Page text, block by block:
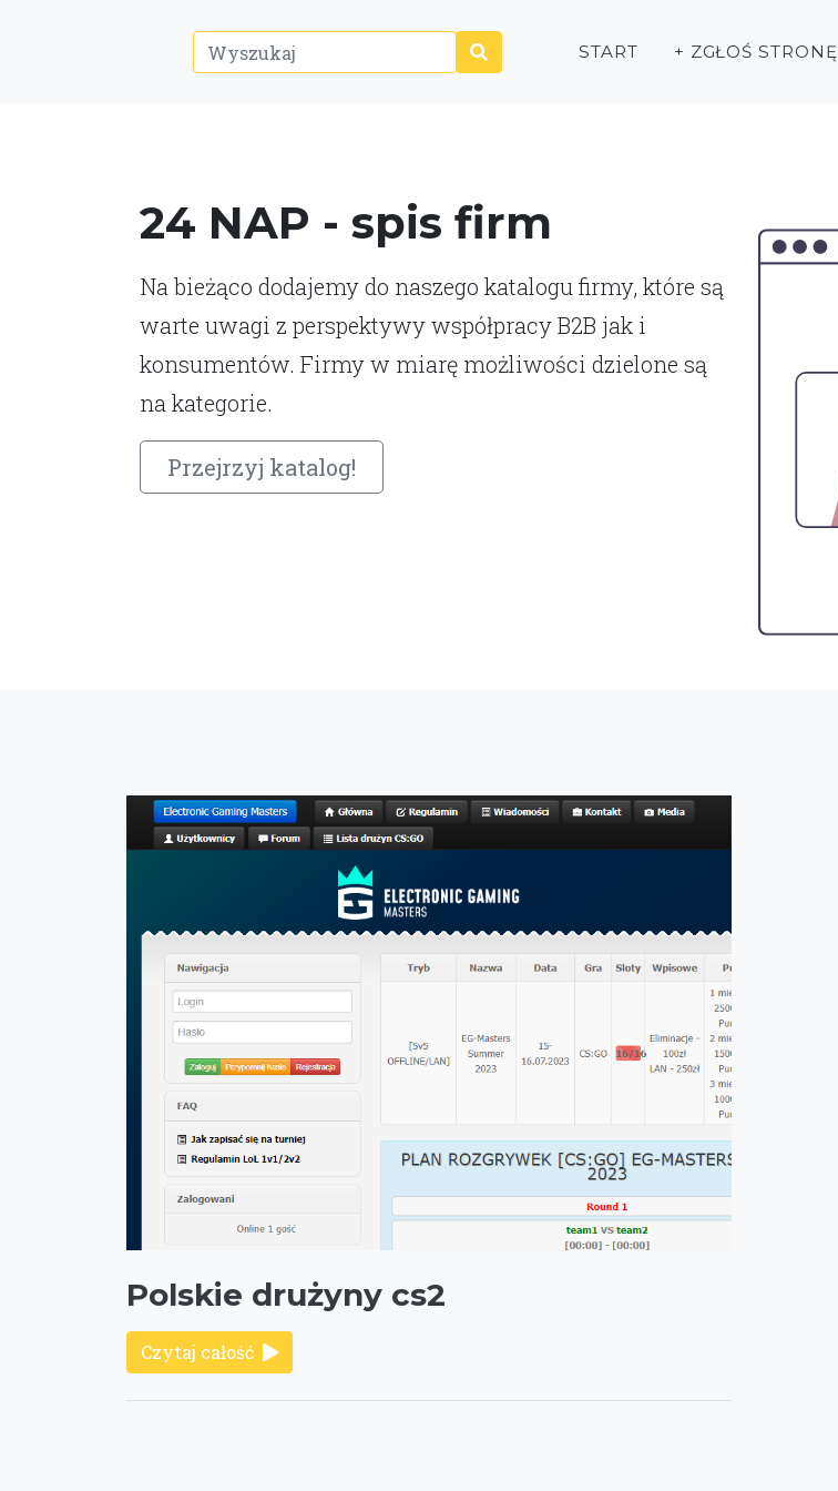
24 NAP - spis firm
Na bieżąco dodajemy do naszego katalogu firmy, które są
warte uwagi z perspektywy współpracy B2B jak i
konsumentów. Firmy w miarę możliwości dzielone są
na kategorie.
Przejrzyj katalog!
START + ZGŁOŚ STRONĘ
Polskie drużyny cs2
Czytaj całość